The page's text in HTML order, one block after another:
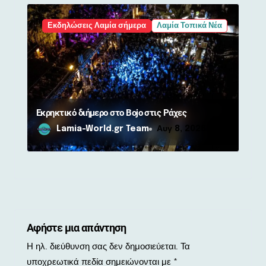
Εκδηλώσεις Λαμία σήμερα Λαμία Τοπικά Νέα
Εκρηκτικό διήμερο στο Bojo στις Ράχες
Lamia-World.gr Team Αυγ 8, 2026
Αφήστε μια απάντηση
Η ηλ. διεύθυνση σας δεν δημοσιεύεται. Τα
υποχρεωτικά πεδία σημειώνονται με *